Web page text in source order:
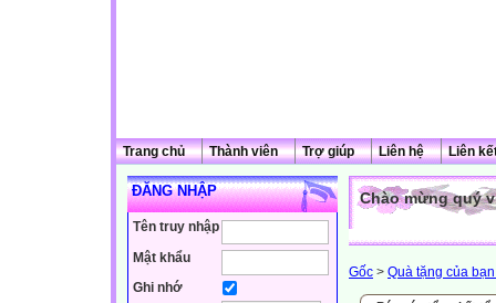
Trang chủ Thành viên Trợ giúp Liên hệ Liên
ĐĂNG NHẬP
Tên truy nhập
Mật khẩu
Ghi nhớ
Chào mừng quý
Gốc > Quà tặng của